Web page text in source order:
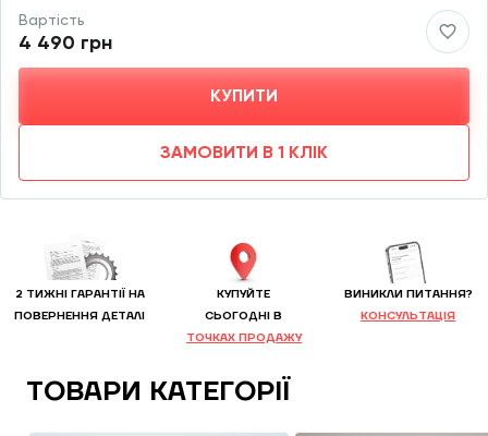
Вартість
4 490 грн
КУПИТИ
ЗАМОВИТИ В 1 КЛІК
2 ТИЖНІ ГАРАНТІЇ НА
ПОВЕРНЕННЯ ДЕТАЛІ
КУПУЙТЕ
CЬОГОДНІ В
ТОЧКАХ ПРОДАЖУ
ВИНИКЛИ ПИТАННЯ?
КОНСУЛЬТАЦІЯ
ТОВАРИ КАТЕГОРІЇ